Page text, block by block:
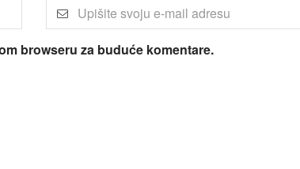
browseru za buduće komentare.